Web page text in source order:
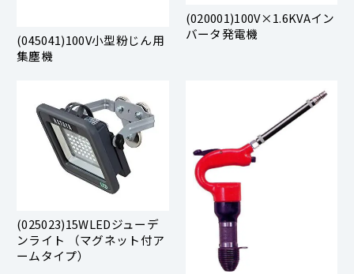
(045041)100V小型粉じん用
集塵機
(020001)100V×1.6KVAイン
バータ発電機
(025023)15WLEDジューデ
ンライト （マグネット付ア
ームタイプ）